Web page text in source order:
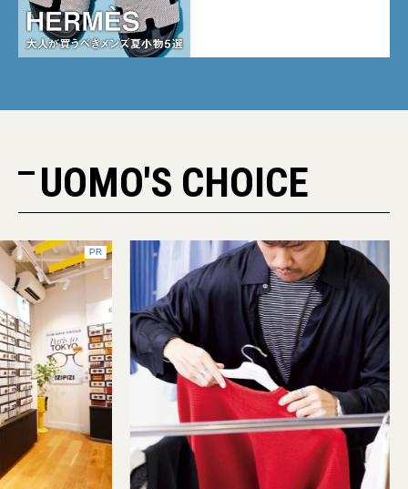
UOMO'S CHOICE
PR